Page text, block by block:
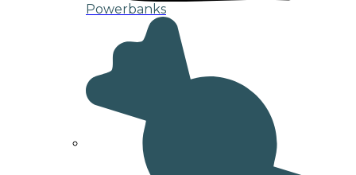
Powerbanks